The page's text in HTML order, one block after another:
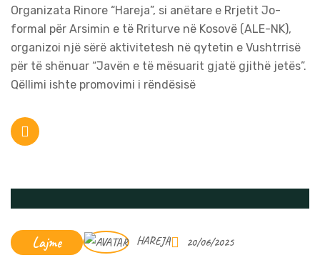
Organizata Rinore “Hareja”, si anëtare e Rrjetit Jo-
formal për Arsimin e të Rriturve në Kosovë (ALE-NK),
organizoi një sërë aktivitetesh në qytetin e Vushtrrisë
për të shënuar “Javën e të mësuarit gjatë gjithë jetës”.
Qëllimi ishte promovimi i rëndësisë
Lajme HAREJA 20/06/2025